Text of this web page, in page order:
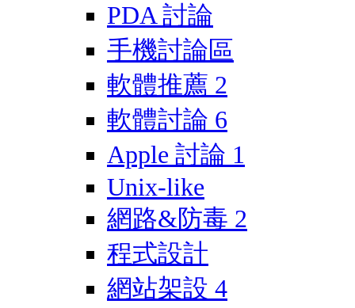
PDA 討論
手機討論區
軟體推薦 2
軟體討論 6
Apple 討論 1
Unix-like
網路&防毒 2
程式設計
網站架設 4